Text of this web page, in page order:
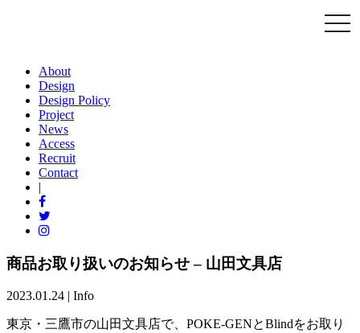
About
Design
Design Policy
Project
News
Access
Recruit
Contact
|
商品お取り扱いのお知らせ – 山田文具店
2023.01.24 | Info
東京・三鷹市の山田文具店で、POKE-GENとBlindをお取り